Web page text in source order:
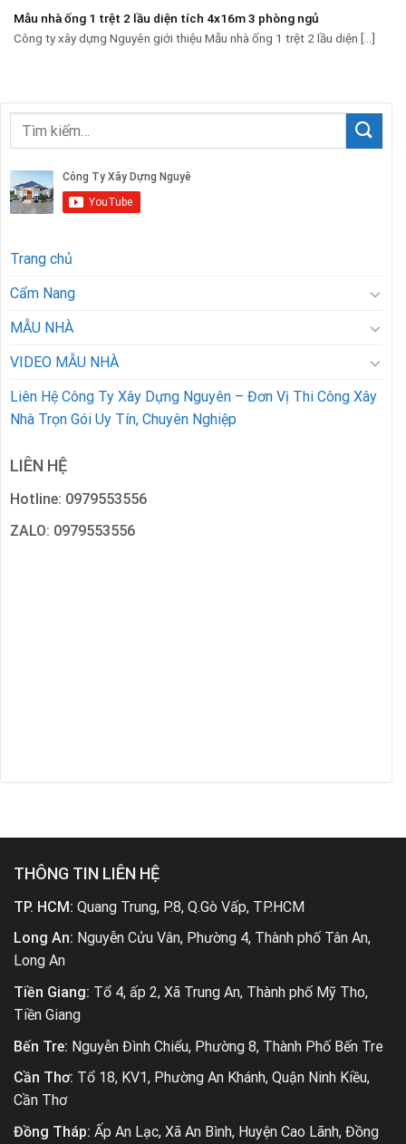
Mẫu nhà ống 1 trệt 2 lầu diện tích 4x16m 3 phòng ngủ
Công ty xây dựng Nguyên giới thiệu Mẫu nhà ống 1 trệt 2 lầu diện [...]
Trang chủ
Cẩm Nang
MẪU NHÀ
VIDEO MẪU NHÀ
Liên Hệ Công Ty Xây Dựng Nguyên – Đơn Vị Thi Công Xây
Nhà Trọn Gói Uy Tín, Chuyên Nghiệp
LIÊN HỆ
Hotline: 0979553556
ZALO: 0979553556
THÔNG TIN LIÊN HỆ
TP. HCM: Quang Trung, P.8, Q.Gò Vấp, TP.HCM
Long An: Nguyễn Cửu Vân, Phường 4, Thành phố Tân An,
Long An
Tiền Giang: Tổ 4, ấp 2, Xã Trung An, Thành phố Mỹ Tho,
Tiền Giang
Bến Tre: Nguyễn Đình Chiểu, Phường 8, Thành Phố Bến Tre
Cần Thơ: Tổ 18, KV1, Phường An Khánh, Quận Ninh Kiều,
Cần Thơ
Đồng Tháp: Ấp An Lạc, Xã An Bình, Huyện Cao Lãnh, Đồng